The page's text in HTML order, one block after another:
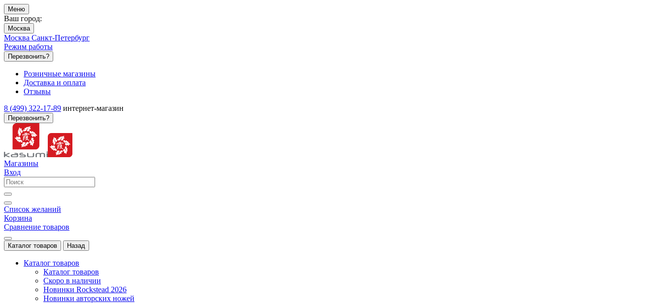
Меню
Ваш город:
Москва
Москва Санкт-Петербург
Режим работы
Перезвонить?
Розничные магазины
Доставка и оплата
Отзывы
8 (499) 322-17-89 интернет-магазин
Перезвонить?
Магазины
Вход
Список желаний
Корзина
Сравнение товаров
Каталог товаров Назад
Каталог товаров
Каталог товаров
Скоро в наличии
Новинки Rockstead 2026
Новинки авторских ножей